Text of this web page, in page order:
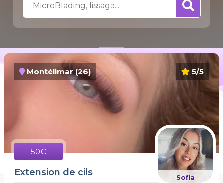
5/5
Montélimar (26)
50€
Sofia
Extension de cils